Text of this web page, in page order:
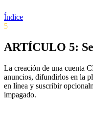
Índice
5
ARTÍCULO 5:
La creación de una cuenta
anuncios, difundirlos en la
en línea y suscribir
impagado.